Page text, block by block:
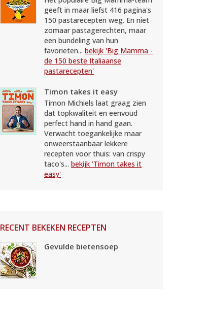
geeft in maar liefst 416 pagina's
150 pastarecepten weg. En niet
zomaar pastagerechten, maar
een bundeling van hun
favorieten... bekijk 'Big Mamma -
de 150 beste Italiaanse
pastarecepten'
Timon takes it easy
Timon Michiels laat graag zien
dat topkwaliteit en eenvoud
perfect hand in hand gaan.
Verwacht toegankelijke maar
onweerstaanbaar lekkere
recepten voor thuis: van crispy
taco's... bekijk 'Timon takes it
easy'
RECENT BEKEKEN RECEPTEN
Gevulde bietensoep